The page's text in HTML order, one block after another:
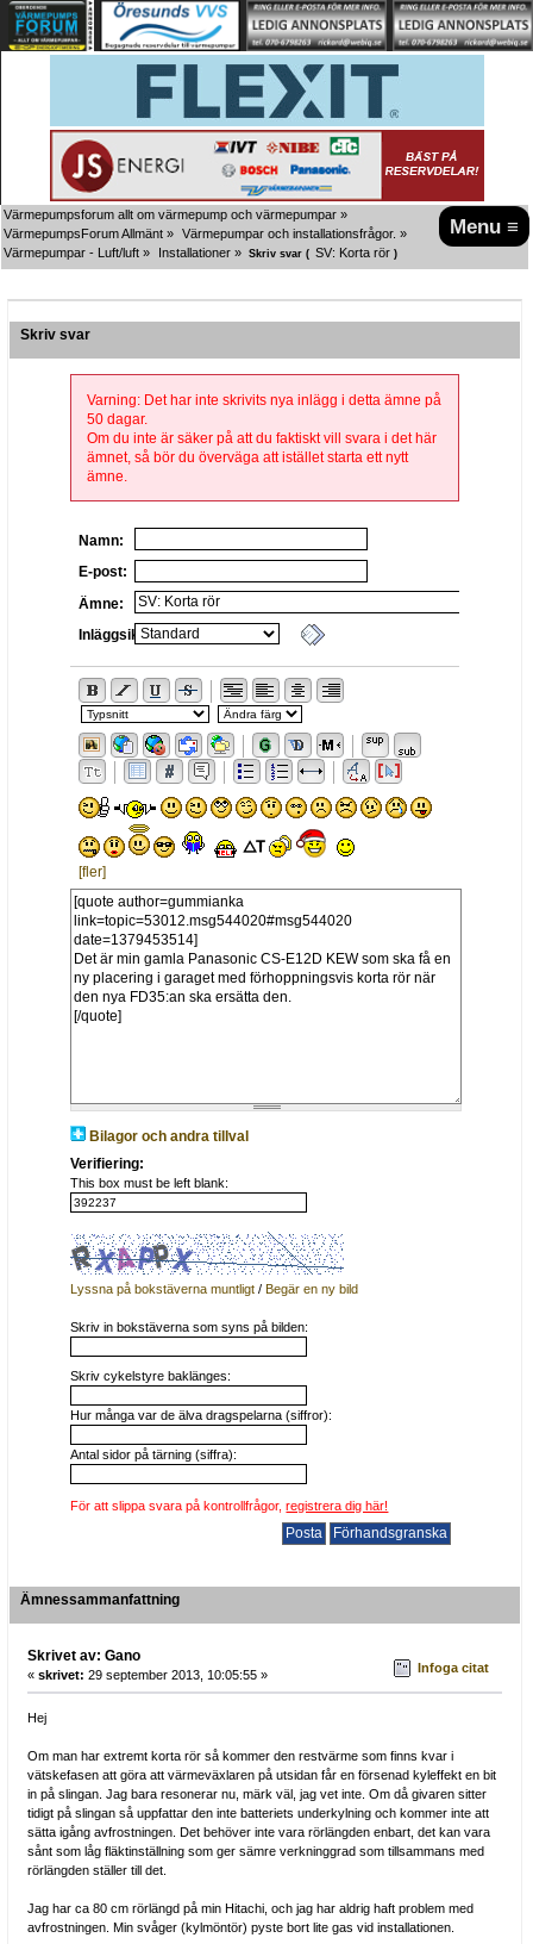
Menu ≡
Värmepumpsforum allt om värmepump och värmepumpar »
VärmepumpsForum Allmänt » Värmepumpar och installationsfrågor. »
Värmepumpar - Luft/luft » Installationer » Skriv svar ( SV: Korta rör)
Skriv svar
Varning: Det har inte skrivits nya inlägg i detta ämne på
50 dagar.
Om du inte är säker på att du faktiskt vill svara i det här
ämnet, så bör du överväga att istället starta ett nytt
ämne.
Namn:
E-post:
Ämne:
Inläggsikon:
[fler]
Bilagor och andra tillval
Verifiering:
This box must be left blank:
Lyssna på bokstäverna muntligt /Begär en ny bild
Skriv in bokstäverna som syns på bilden:
Skriv cykelstyre baklänges:
Hur många var de älva dragspelarna (siffror):
Antal sidor på tärning (siffra):
För att slippa svara på kontrollfrågor,registrera dig här!
Ämnessammanfattning
Skrivet av: Gano
« skrivet: 29 september 2013, 10:05:55 » Infoga citat
Hej
Om man har extremt korta rör så kommer den restvärme som finns kvar i
vätskefasen att göra att värmeväxlaren på utsidan får en försenad kyleffekt en bit
in på slingan. Jag bara resonerar nu, märk väl, jag vet inte. Om då givaren sitter
tidigt på slingan så uppfattar den inte batteriets underkylning och kommer inte att
sätta igång avfrostningen. Det behöver inte vara rörlängden enbart, det kan vara
sånt som låg fläktinställning som ger sämre verkninggrad som tillsammans med
rörlängden ställer till det.
Jag har ca 80 cm rörlängd på min Hitachi, och jag har aldrig haft problem med
avfrostningen. Min svåger (kylmöntör) pyste bort lite gas vid installationen.